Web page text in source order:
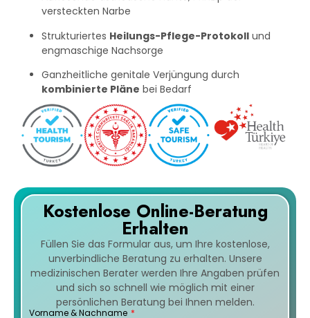
versteckten Narbe
Strukturiertes Heilungs-Pflege-Protokoll und
engmaschige Nachsorge
Ganzheitliche genitale Verjüngung durch
kombinierte Pläne bei Bedarf
Kostenlose Online-Beratung
Erhalten
Füllen Sie das Formular aus, um Ihre kostenlose,
unverbindliche Beratung zu erhalten. Unsere
medizinischen Berater werden Ihre Angaben prüfen
und sich so schnell wie möglich mit einer
persönlichen Beratung bei Ihnen melden.
Vorname & Nachname